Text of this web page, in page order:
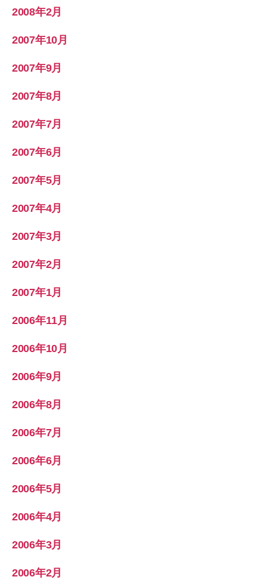
2008年2月
2007年10月
2007年9月
2007年8月
2007年7月
2007年6月
2007年5月
2007年4月
2007年3月
2007年2月
2007年1月
2006年11月
2006年10月
2006年9月
2006年8月
2006年7月
2006年6月
2006年5月
2006年4月
2006年3月
2006年2月